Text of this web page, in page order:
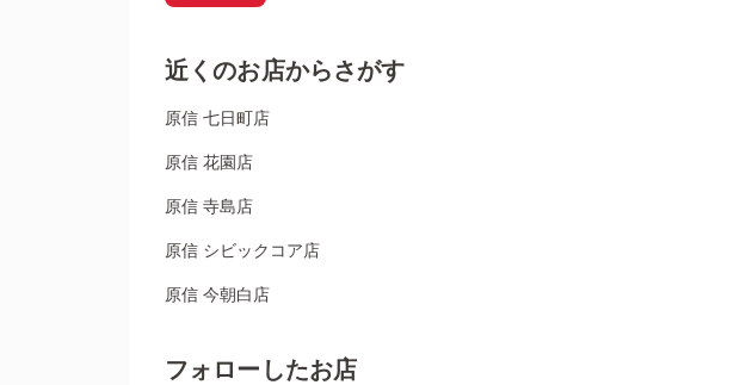
近くのお店からさがす
原信 七日町店
原信 花園店
原信 寺島店
原信 シビックコア店
原信 今朝白店
フォローしたお店